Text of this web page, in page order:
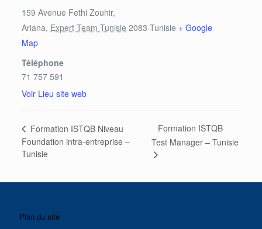
159 Avenue Fethi Zouhir,
Ariana, Expert Team Tunisie 2083 Tunisie + Google
Map
Téléphone
71 757 591
Voir Lieu site web
Formation ISTQB Niveau
Foundation intra-entreprise –
Tunisie
Formation ISTQB
Test Manager – Tunisie
Plan du site